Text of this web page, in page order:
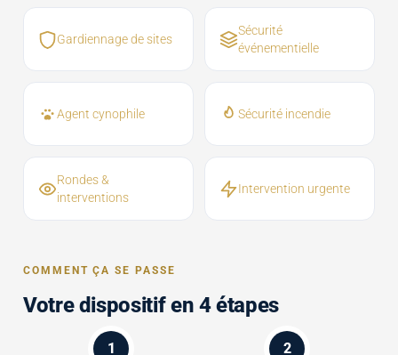
Gardiennage de sites
Sécurité
événementielle
Agent cynophile Sécurité incendie
Rondes &
interventions
Intervention urgente
COMMENT ÇA SE PASSE
Votre dispositif en 4 étapes
1 2